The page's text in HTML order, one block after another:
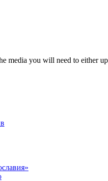
media you will need to either